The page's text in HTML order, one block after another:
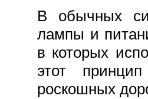
В обычных
лампы и
в которых
этот
роскошных